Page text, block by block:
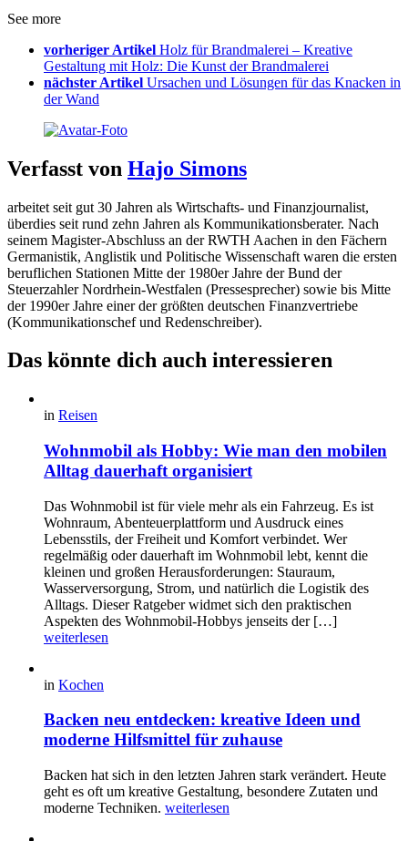
See more
vorheriger Artikel Holz für Brandmalerei – Kreative
Gestaltung mit Holz: Die Kunst der Brandmalerei
nächster Artikel Ursachen und Lösungen für das Knacken in
der Wand
Verfasst von Hajo Simons
arbeitet seit gut 30 Jahren als Wirtschafts- und Finanzjournalist,
überdies seit rund zehn Jahren als Kommunikationsberater. Nach
seinem Magister-Abschluss an der RWTH Aachen in den Fächern
Germanistik, Anglistik und Politische Wissenschaft waren die ersten
beruflichen Stationen Mitte der 1980er Jahre der Bund der
Steuerzahler Nordrhein-Westfalen (Pressesprecher) sowie bis Mitte
der 1990er Jahre einer der größten deutschen Finanzvertriebe
(Kommunikationschef und Redenschreiber).
Das könnte dich auch interessieren
in Reisen
Wohnmobil als Hobby: Wie man den mobilen
Alltag dauerhaft organisiert
Das Wohnmobil ist für viele mehr als ein Fahrzeug. Es ist
Wohnraum, Abenteuerplattform und Ausdruck eines
Lebensstils, der Freiheit und Komfort verbindet. Wer
regelmäßig oder dauerhaft im Wohnmobil lebt, kennt die
kleinen und großen Herausforderungen: Stauraum,
Wasserversorgung, Strom, und natürlich die Logistik des
Alltags. Dieser Ratgeber widmet sich den praktischen
Aspekten des Wohnmobil-Hobbys jenseits der […]
weiterlesen
in Kochen
Backen neu entdecken: kreative Ideen und
moderne Hilfsmittel für zuhause
Backen hat sich in den letzten Jahren stark verändert. Heute
geht es oft um kreative Gestaltung, besondere Zutaten und
moderne Techniken. weiterlesen